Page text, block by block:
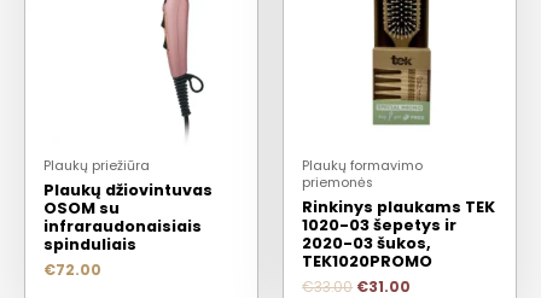
Plaukų priežiūra
Plaukų džiovintuvas
OSOM su
infraraudonaisiais
spinduliais
€72.00
Plaukų formavimo
priemonės
Rinkinys plaukams TEK
1020-03 šepetys ir
2020-03 šukos,
TEK1020PROMO
€33.00 €31.00